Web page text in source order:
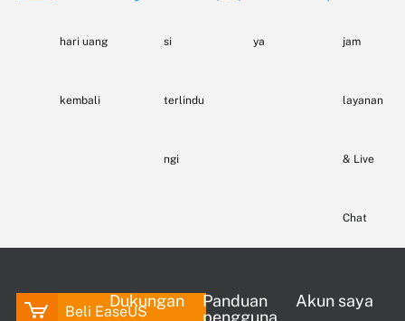
hari uang
kembali
si
terlindu
ngi
ya jam
layanan
& Live
Chat
Beli EaseUS
Dukungan
Panduan
pengguna
Akun saya